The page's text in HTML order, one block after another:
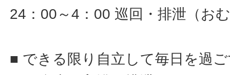
24：00～4：00 巡回・排泄（お
■ できる限り自立して毎日を過